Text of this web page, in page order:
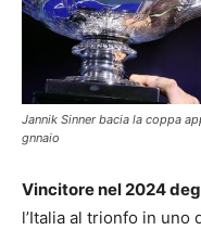
Jannik Sinner bacia la coppa
gnnaio
Vincitore nel 2024
l’Italia al trionfo in uno